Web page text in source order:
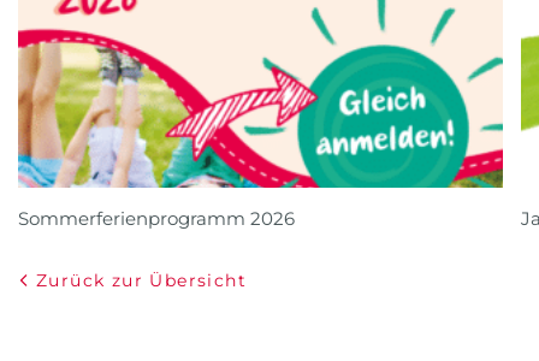
Sommerferienprogramm 2026
Zurück zur Übersicht